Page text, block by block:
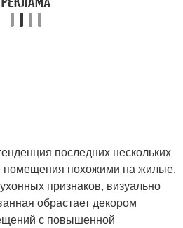
последних нескольких
помещения похожими на жилые.
признаков, визуально
обрастает декором
с повышенной